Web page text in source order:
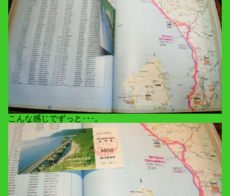
こんな感じでずっと･･･。